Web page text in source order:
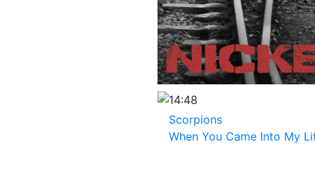
14:48
Scorpions
When You Came Into My